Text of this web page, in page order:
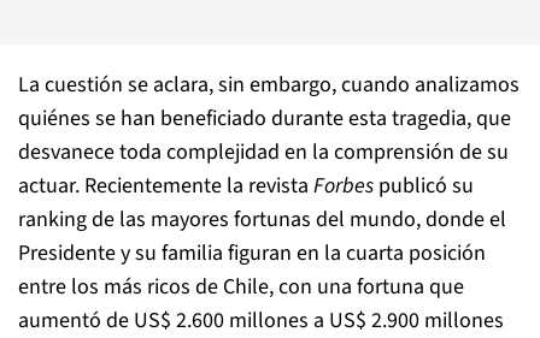
La cuestión se aclara, sin embargo, cuando analizamos
quiénes se han beneficiado durante esta tragedia, que
desvanece toda complejidad en la comprensión de su
actuar. Recientemente la revista Forbes publicó su
ranking de las mayores fortunas del mundo, donde el
Presidente y su familia figuran en la cuarta posición
entre los más ricos de Chile, con una fortuna que
aumentó de US$ 2.600 millones a US$ 2.900 millones